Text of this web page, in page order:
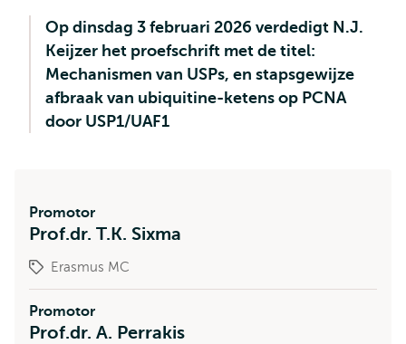
Op dinsdag 3 februari 2026 verdedigt N.J.
Keijzer het proefschrift met de titel:
Mechanismen van USPs, en stapsgewijze
afbraak van ubiquitine-ketens op PCNA
door USP1/UAF1
Promotor
Prof.dr. T.K. Sixma
Erasmus MC
Promotor
Prof.dr. A. Perrakis